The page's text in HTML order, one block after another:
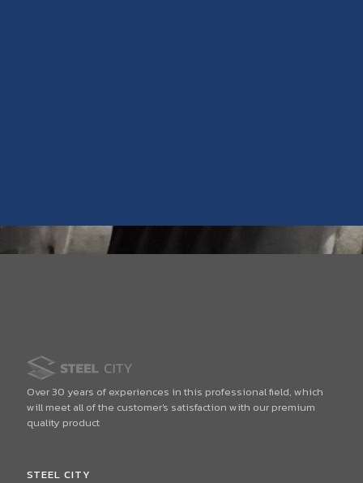
Over 30 years of experiences in this professional field, which
will meet all of the customer's satisfaction with our premium
quality product
STEEL CITY